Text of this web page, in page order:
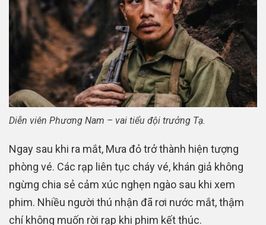
Diễn viên Phương Nam – vai tiểu đội trưởng Tạ.
Ngay sau khi ra mắt, Mưa đỏ trở thành hiện tượng
phòng vé. Các rạp liên tục cháy vé, khán giả không
ngừng chia sẻ cảm xúc nghẹn ngào sau khi xem
phim. Nhiều người thú nhận đã rơi nước mắt, thậm
chí không muốn rời rạp khi phim kết thúc.